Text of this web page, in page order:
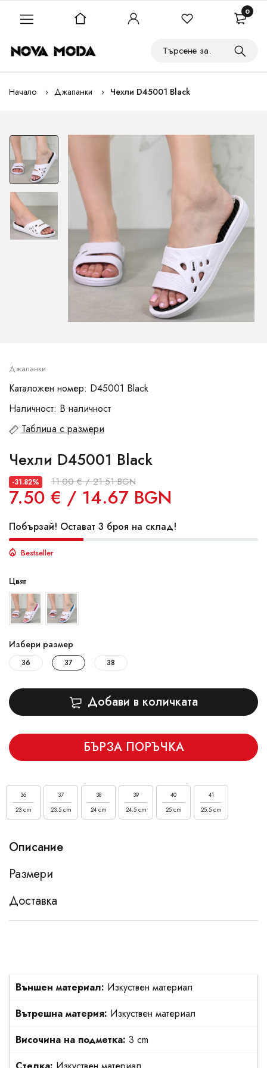
Начало Джапанки Чехли D45001 Black
Джапанки
Каталожен номер: D45001 Black
Наличност: В наличност
Таблица с размери
Чехли D45001 Black
-31.82% 11.00 € / 21.51 BGN
7.50 € / 14.67 BGN
Побързай! Остават 3 броя на склад!
Bestseller
Цвят
Избери размер
36 37 38
Добави в количката
БЪРЗА ПОРЪЧКА
36
23 cm
37
23.5 cm
38
24 cm
39
24.5 cm
40
25 cm
41
25.5 cm
Описание
Размери
Доставка
Външен материал: Изкуствен материал
Вътрешна материя: Изкуствен материал
Височина на подметка: 3 cm
0